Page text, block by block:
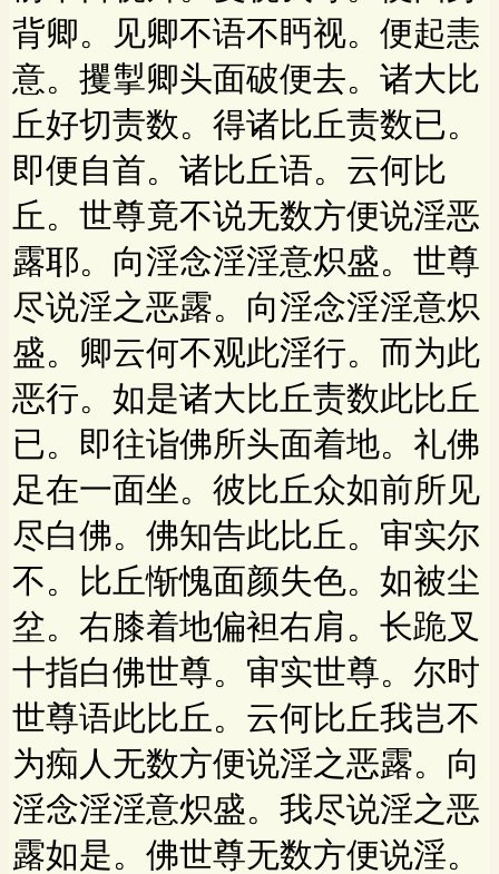
背卿。见卿不语不眄视。便起恚
意。攫掣卿头面破便去。诸大比
丘好切责数。得诸比丘责数已。
即便自首。诸比丘语。云何比
丘。世尊竟不说无数方便说淫恶
露耶。向淫念淫淫意炽盛。世尊
尽说淫之恶露。向淫念淫淫意炽
盛。卿云何不观此淫行。而为此
恶行。如是诸大比丘责数此比丘
已。即往诣佛所头面着地。礼佛
足在一面坐。彼比丘众如前所见
尽白佛。佛知告此比丘。审实尔
不。比丘惭愧面颜失色。如被尘
坌。右膝着地偏袒右肩。长跪叉
十指白佛世尊。审实世尊。尔时
世尊语此比丘。云何比丘我岂不
为痴人无数方便说淫之恶露。向
淫念淫淫意炽盛。我尽说淫之恶
露如是。佛世尊无数方便说淫。